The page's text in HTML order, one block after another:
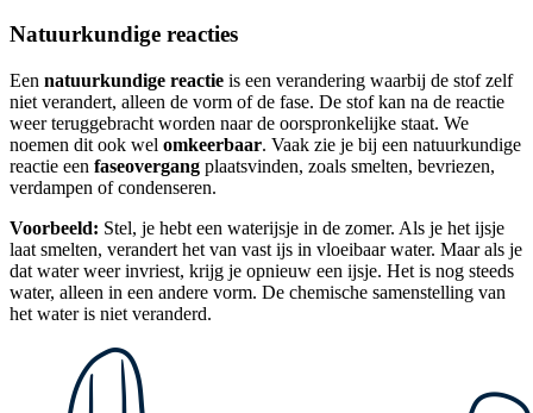
Natuurkundige reacties
Een natuurkundige reactie is een verandering waarbij de stof zelf
niet verandert, alleen de vorm of de fase. De stof kan na de reactie
weer teruggebracht worden naar de oorspronkelijke staat. We
noemen dit ook wel omkeerbaar. Vaak zie je bij een natuurkundige
reactie een faseovergang plaatsvinden, zoals smelten, bevriezen,
verdampen of condenseren.
Voorbeeld: Stel, je hebt een waterijsje in de zomer. Als je het ijsje
laat smelten, verandert het van vast ijs in vloeibaar water. Maar als je
dat water weer invriest, krijg je opnieuw een ijsje. Het is nog steeds
water, alleen in een andere vorm. De chemische samenstelling van
het water is niet veranderd.